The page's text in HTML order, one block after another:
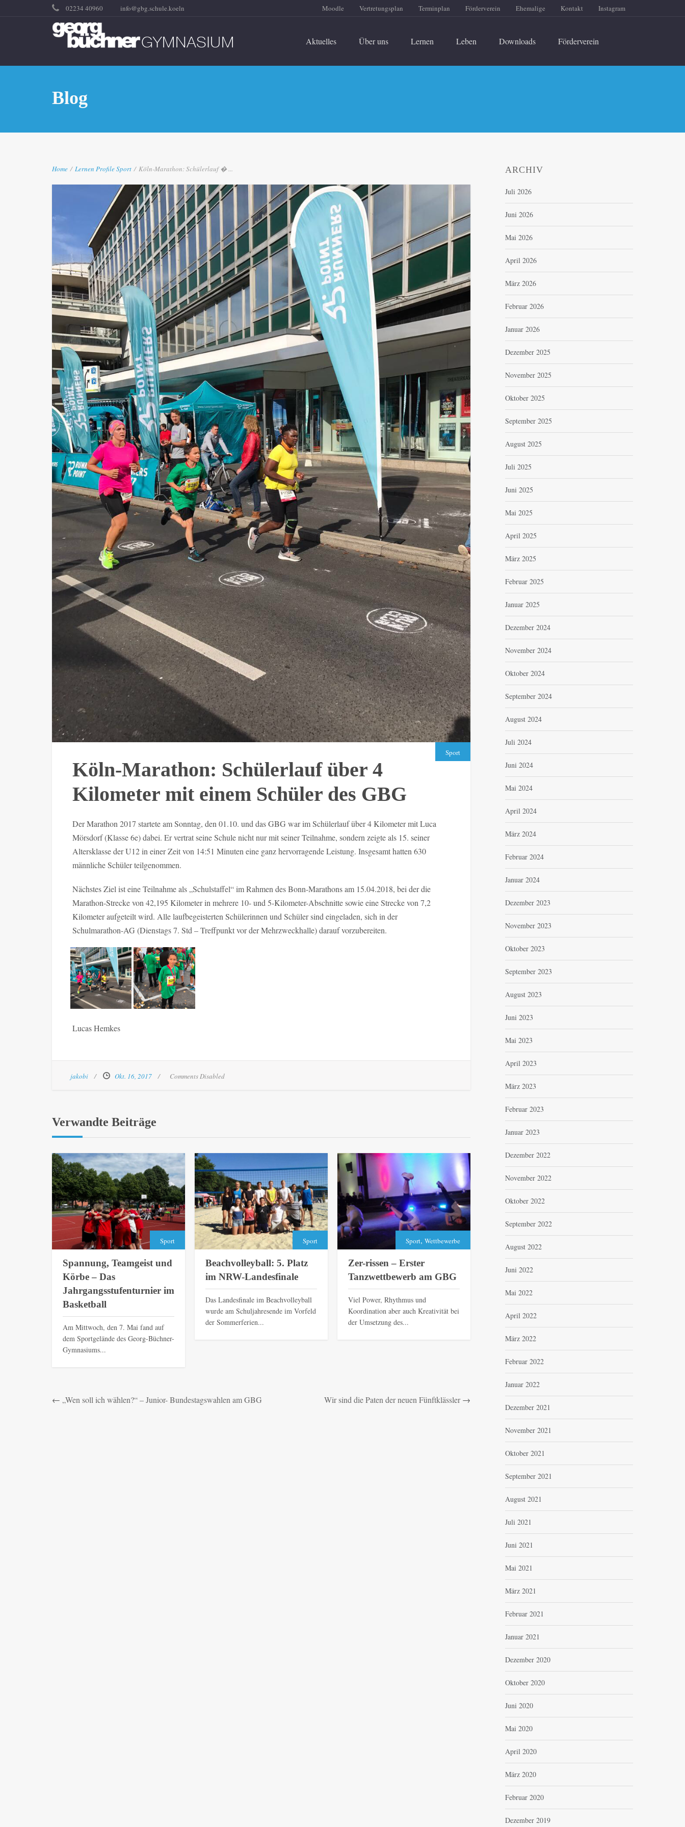
02234 40960 info@gbg.schule.koeln Moodle Vertretungsplan Terminplan Förderverein Ehemalige Kontakt Instagram
Aktuelles Über uns Lernen Leben Downloads Förderverein
Blog
Home / Lernen ProfileSport / Köln-Marathon: Schülerlauf � ...
Sport
Köln-Marathon: Schülerlauf über 4
Kilometer mit einem Schüler des GBG
Der Marathon 2017 startete am Sonntag, den 01.10. und das GBG war im Schülerlauf über 4 Kilometer mit Luca
Mörsdorf (Klasse 6e) dabei. Er vertrat seine Schule nicht nur mit seiner Teilnahme, sondern zeigte als 15. seiner
Altersklasse der U12 in einer Zeit von 14:51 Minuten eine ganz hervorragende Leistung. Insgesamt hatten 630
männliche Schüler teilgenommen.
Nächstes Ziel ist eine Teilnahme als „Schulstaffel“ im Rahmen des Bonn-Marathons am 15.04.2018, bei der die
Marathon-Strecke von 42,195 Kilometer in mehrere 10- und 5-Kilometer-Abschnitte sowie eine Strecke von 7,2
Kilometer aufgeteilt wird. Alle laufbegeisterten Schülerinnen und Schüler sind eingeladen, sich in der
Schulmarathon-AG (Dienstags 7. Std – Treffpunkt vor der Mehrzweckhalle) darauf vorzubereiten.
Lucas Hemkes
jakobi Okt. 16, 2017 Comments Disabled
Verwandte Beiträge
Sport
Spannung, Teamgeist und
Körbe – Das
Jahrgangsstufenturnier im
Basketball
Am Mittwoch, den 7. Mai fand auf
dem Sportgelände des Georg-Büchner-
Gymnasiums...
Sport
Beachvolleyball: 5. Platz
im NRW-Landesfinale
Das Landesfinale im Beachvolleyball
wurde am Schuljahresende im Vorfeld
der Sommerferien...
Sport, Wettbewerbe
Zer-rissen – Erster
Tanzwettbewerb am GBG
Viel Power, Rhythmus und
Koordination aber auch Kreativität bei
der Umsetzung des...
← „Wen soll ich wählen?“ – Junior- Bundestagswahlen am GBG Wir sind die Paten der neuen Fünftklässler→
ARCHIV
Juli 2026
Juni 2026
Mai 2026
April 2026
März 2026
Februar 2026
Januar 2026
Dezember 2025
November 2025
Oktober 2025
September 2025
August 2025
Juli 2025
Juni 2025
Mai 2025
April 2025
März 2025
Februar 2025
Januar 2025
Dezember 2024
November 2024
Oktober 2024
September 2024
August 2024
Juli 2024
Juni 2024
Mai 2024
April 2024
März 2024
Februar 2024
Januar 2024
Dezember 2023
November 2023
Oktober 2023
September 2023
August 2023
Juni 2023
Mai 2023
April 2023
März 2023
Februar 2023
Januar 2023
Dezember 2022
November 2022
Oktober 2022
September 2022
August 2022
Juni 2022
Mai 2022
April 2022
März 2022
Februar 2022
Januar 2022
Dezember 2021
November 2021
Oktober 2021
September 2021
August 2021
Juli 2021
Juni 2021
Mai 2021
März 2021
Februar 2021
Januar 2021
Dezember 2020
Oktober 2020
Juni 2020
Mai 2020
April 2020
März 2020
Februar 2020
Dezember 2019